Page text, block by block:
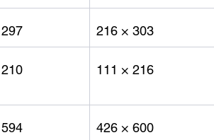
216 × 303
111 × 216
426 × 600